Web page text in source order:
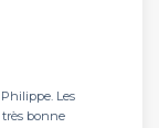
Les
bonne